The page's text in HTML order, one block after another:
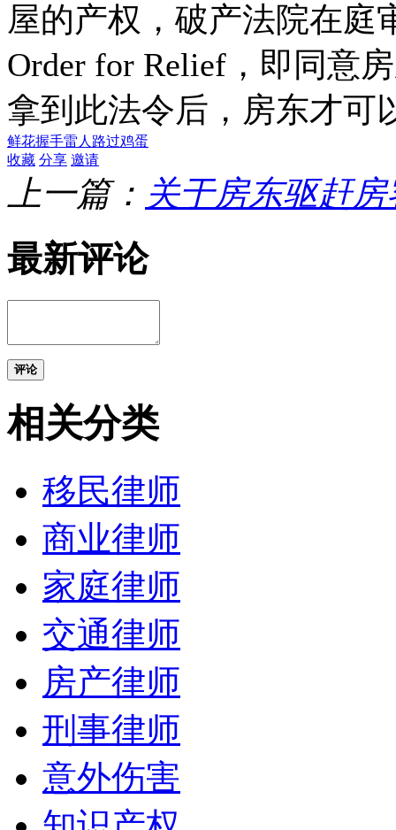
屋的产权，破产法院在庭
Order for Relief，即同意
拿到此法令后，房东才可
鲜花握手雷人 路过鸡蛋
收藏 分享 邀请
上一篇： 关于房东驱赶
最新评论
评论
相关分类
移民律师
商业律师
家庭律师
交通律师
房产律师
刑事律师
意外伤害